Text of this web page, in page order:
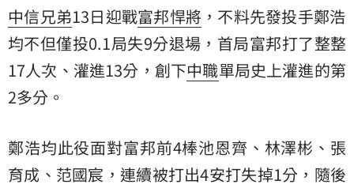
中信兄弟13日迎戰富邦悍將 ，不料先發投手鄭浩
均不但僅投0.1局失9分退場，首局富邦打了整整
17人次、灌進13分，創下中職單局史上灌進的第
2多分。
鄭浩均此役面對富邦前4棒池恩齊、林澤彬、張
育成、范國宸，連續被打出4安打失掉1分，隨後